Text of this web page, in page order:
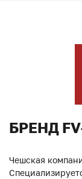
БРЕНД
Чешская